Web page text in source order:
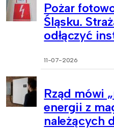
Pożar
Śląsku.
odłączyć
11-07-2026
Rząd mówi
energii z
należących